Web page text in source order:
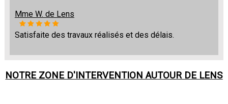
Mme W. de Lens
Satisfaite des travaux réalisés et des délais.
NOTRE ZONE D'INTERVENTION AUTOUR DE LENS